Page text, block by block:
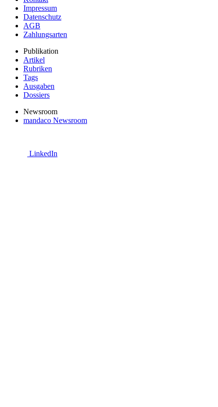
Impressum
Datenschutz
AGB
Zahlungsarten
Publikation
Artikel
Rubriken
Tags
Ausgaben
Dossiers
Newsroom
mandaco Newsroom
LinkedIn